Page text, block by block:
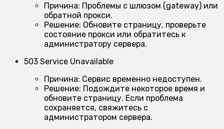
Причина: Проблемы с шлюзом (gateway) или
обратной прокси.
Решение: Обновите страницу, проверьте
состояние прокси или обратитесь к
администратору сервера.
503 Service Unavailable
Причина: Сервис временно недоступен.
Решение: Подождите некоторое время и
обновите страницу. Если проблема
сохраняется, свяжитесь с
администратором сервера.